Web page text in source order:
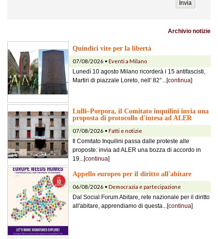
Archivio notizie
Quindici vite per la libertà
07/08/2026 • Eventi a Milano
Lunedì 10 agosto Milano ricorderà i 15 antifascisti,
Martiri di piazzale Loreto, nell' 82°...[continua]
Lulli–Porpora, il Comitato inquilini invia una
proposta di protocollo d'intesa ad ALER
07/08/2026 • Fatti e notizie
Il Comitato Inquilini passa dalle proteste alle
proposte: invia ad ALER una bozza di accordo in
19...[continua]
Appello europeo per il diritto all'abitare
06/08/2026 • Democrazia e partecipazione
Dal Social Forum Abitare, rete nazionale per il diritto
all'abitare, apprendiamo di questa...[continua]